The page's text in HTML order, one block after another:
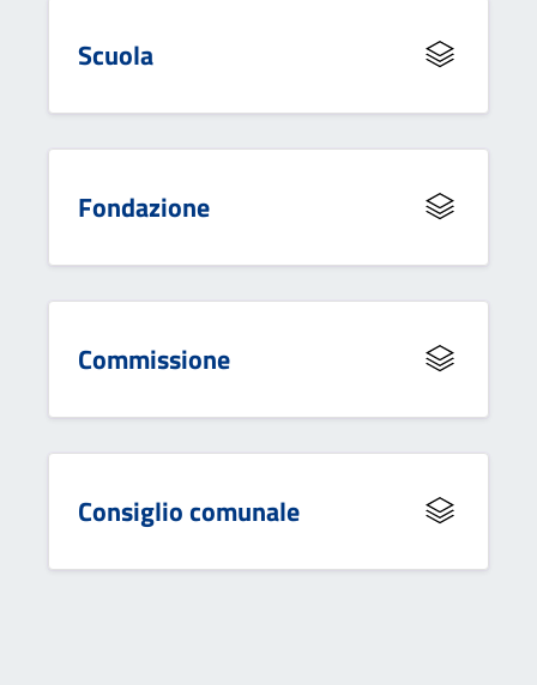
Scuola
Fondazione
Commissione
Consiglio comunale